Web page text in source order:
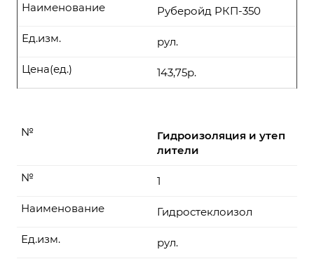
Руберойд РКП-350
Наименование
рул.
Ед.изм.
143,75р.
Цена(ед.)
Гидроизоляция и утеп
лители
№
1
№
Гидростеклоизол
Наименование
рул.
Ед.изм.